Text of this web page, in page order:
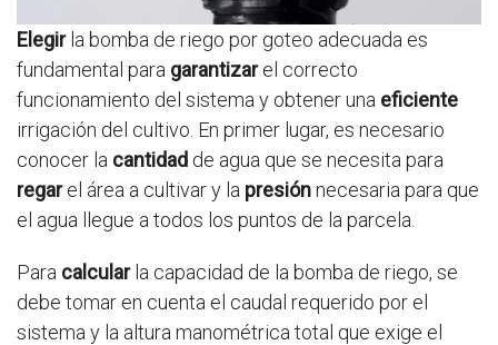
Elegirla bomba de riego por goteo adecuada es
fundamental para garantizarel correcto
funcionamiento del sistema y obtener una eficiente
irrigación del cultivo. En primer lugar, es necesario
conocer la cantidad de agua que se necesita para
regarel área a cultivar y la presiónnecesaria para que
el agua llegue a todos los puntos de la parcela.
Para calcularla capacidad de la bomba de riego, se
debe tomar en cuenta el caudal requerido por el
sistema y la altura manométrica total que exige el